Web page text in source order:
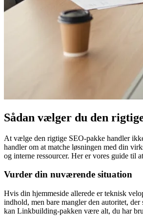
Sådan vælger du den
At vælge den rigtige SEO-pakke handler
handler om at matche løsningen med din
og interne ressourcer. Her er vores guide til
Vurder din nuværende situation
Hvis din hjemmeside allerede er teknisk
indhold, men bare mangler den autoritet, der
kan Linkbuilding-pakken være alt, du har